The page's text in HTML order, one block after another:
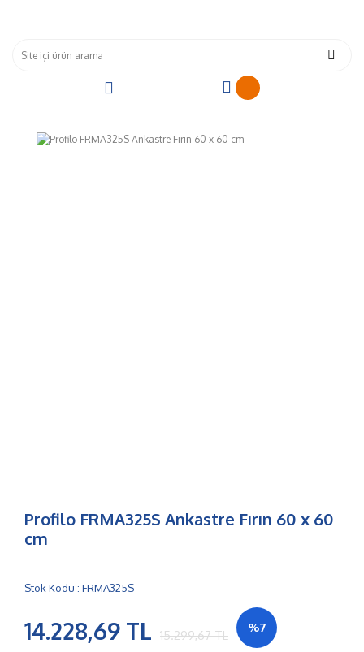
Profilo FRMA325S Ankastre Fırın 60 x 60
cm
Stok Kodu : FRMA325S
14.228,69 TL 15.299,67 TL
%7